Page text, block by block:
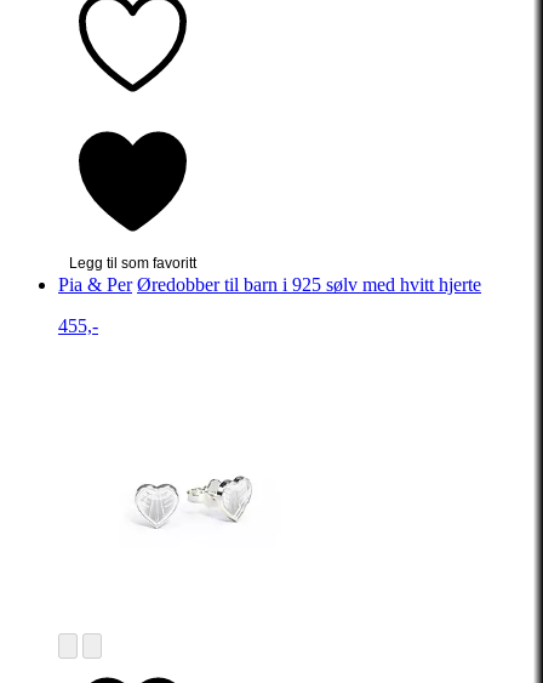
Legg til som favoritt
Pia & Per Øredobber til barn i 925 sølv med hvitt hjerte
455,-